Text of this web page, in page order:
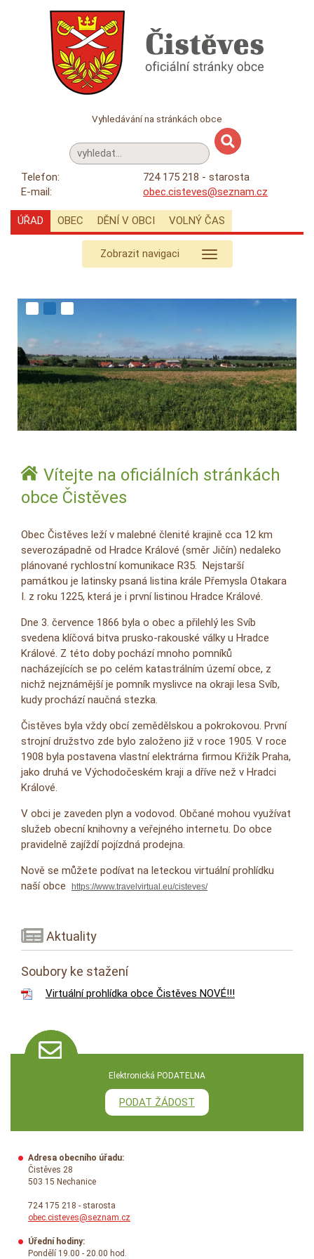
Vyhledávání na stránkách obce
Telefon:
724 175 218 - starosta
E-mail:
obec.cisteves@seznam.cz
ÚŘAD OBEC DĚNÍ V OBCI VOLNÝ ČAS
Zobrazit navigaci
Vítejte na oficiálních stránkách
obce Čistěves
Obec Čistěves leží v malebné členité krajině cca 12 km
severozápadně od Hradce Králové (směr Jičín) nedaleko
plánované rychlostní komunikace R35. Nejstarší
památkou je latinsky psaná listina krále Přemysla Otakara
I. z roku 1225, která je i první listinou Hradce Králové.
Dne 3. července 1866 byla o obec a přilehlý les Svíb
svedena klíčová bitva prusko-rakouské války u Hradce
Králové. Z této doby pochází mnoho pomníků
nacházejících se po celém katastrálním území obce, z
nichž nejznámější je pomník myslivce na okraji lesa Svíb,
kudy prochází naučná stezka.
Čistěves byla vždy obcí zemědělskou a pokrokovou. První
strojní družstvo zde bylo založeno již v roce 1905. V roce
1908 byla postavena vlastní elektrárna firmou Křižík Praha,
jako druhá ve Východočeském kraji a dříve než v Hradci
Králové.
V obci je zaveden plyn a vodovod. Občané mohou využívat
služeb obecní knihovny a veřejného internetu. Do obce
pravidelně zajíždí pojízdná prodejna.
Nově se můžete podívat na leteckou virtuální prohlídku
naší obce
https://www.travelvirtual.eu/cisteves/
Aktuality
Soubory ke stažení
Virtuální prohlídka obce Čistěves NOVÉ!!!
Elektronická PODATELNA
PODAT ŽÁDOST
Adresa obecního úřadu:
Čistěves 28
503 15 Nechanice
724 175 218 - starosta
obec.cisteves@seznam.cz
Úřední hodiny:
Pondělí 19.00 - 20.00 hod.